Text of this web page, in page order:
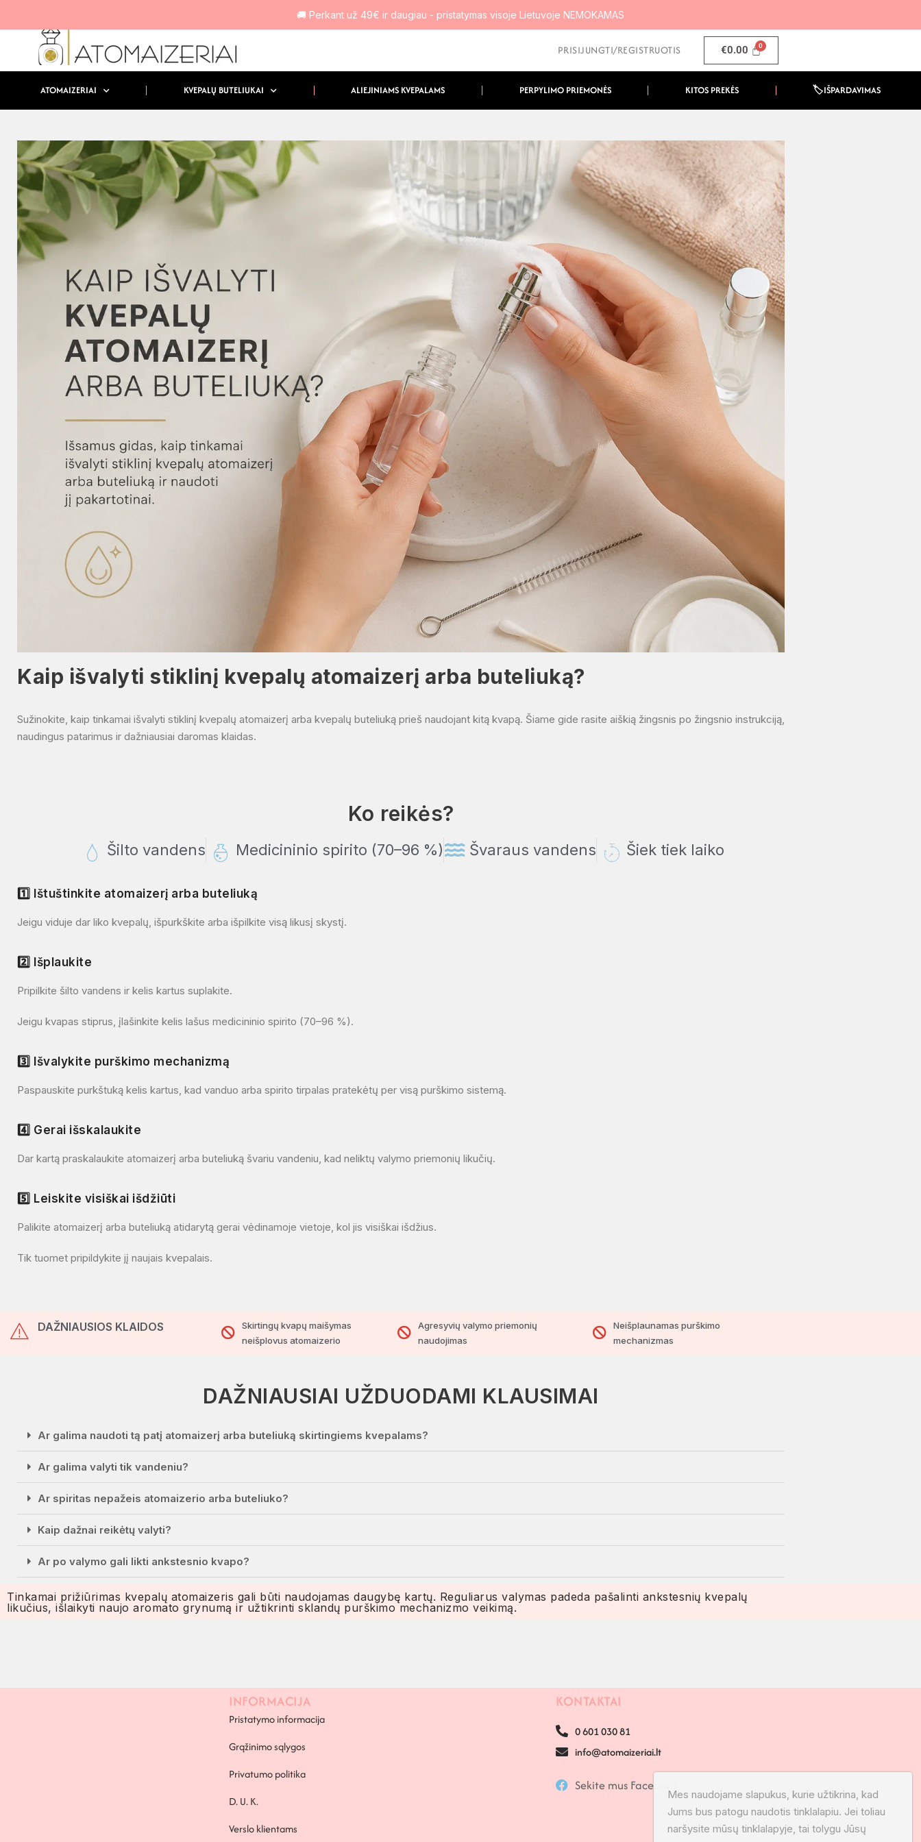
🚚 Perkant už 49€ ir daugiau - pristatymas visoje Lietuvoje NEMOKAMAS
PRISIJUNGTI/REGISTRUOTIS €0.00
ATOMAIZERIAI KVEPALŲ BUTELIUKAI ALIEJINIAMS KVEPALAMS PERPYLIMO PRIEMONĖS KITOS PREKĖS 🏷️IŠPARDAVIMAS
Kaip išvalyti stiklinį kvepalų atomaizerį arba buteliuką?
Sužinokite, kaip tinkamai išvalyti stiklinį kvepalų atomaizerį arba kvepalų buteliuką prieš naudojant kitą kvapą. Šiame gide rasite aiškią žingsnis po žingsnio instrukciją,
naudingus patarimus ir dažniausiai daromas klaidas.
Ko reikės?
Šilto vandens Medicininio spirito (70–96 %) Švaraus vandens Šiek tiek laiko
1️⃣ Ištuštinkite atomaizerį arba buteliuką
Jeigu viduje dar liko kvepalų, išpurkškite arba išpilkite visą likusį skystį.
2️⃣ Išplaukite
Pripilkite šilto vandens ir kelis kartus suplakite.
Jeigu kvapas stiprus, įlašinkite kelis lašus medicininio spirito (70–96 %).
3️⃣ Išvalykite purškimo mechanizmą
Paspauskite purkštuką kelis kartus, kad vanduo arba spirito tirpalas pratekėtų per visą purškimo sistemą.
4️⃣ Gerai išskalaukite
Dar kartą praskalaukite atomaizerį arba buteliuką švariu vandeniu, kad neliktų valymo priemonių likučių.
5️⃣ Leiskite visiškai išdžiūti
Palikite atomaizerį arba buteliuką atidarytą gerai vėdinamoje vietoje, kol jis visiškai išdžius.
Tik tuomet pripildykite jį naujais kvepalais.
DAŽNIAUSIOS KLAIDOS
Skirtingų kvapų maišymas
neišplovus atomaizerio
Agresyvių valymo priemonių
naudojimas
Neišplaunamas purškimo
mechanizmas
DAŽNIAUSIAI UŽDUODAMI KLAUSIMAI
Ar galima naudoti tą patį atomaizerį arba buteliuką skirtingiems kvepalams?
Ar galima valyti tik vandeniu?
Ar spiritas nepažeis atomaizerio arba buteliuko?
Kaip dažnai reikėtų valyti?
Ar po valymo gali likti ankstesnio kvapo?
Tinkamai prižiūrimas kvepalų atomaizeris gali būti naudojamas daugybę kartų. Reguliarus valymas padeda pašalinti ankstesnių kvepalų
likučius, išlaikyti naujo aromato grynumą ir užtikrinti sklandų purškimo mechanizmo veikimą.
INFORMACIJA
Pristatymo informacija
Grąžinimo sąlygos
Privatumo politika
D. U. K.
Verslo klientams
KONTAKTAI
0 601 030 81
info@atomaizeriai.lt
Sekite mus Facebook
Mes naudojame slapukus, kurie užtikrina, kad
Jums bus patogu naudotis tinklalapiu. Jei toliau
naršysite mūsų tinklalapyje, tai tolygu Jūsų